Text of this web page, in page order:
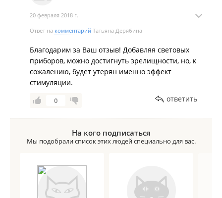
20 февраля 2018 г.
Ответ на комментарий Татьяна Дерябина
Благодарим за Ваш отзыв! Добавляя световых
приборов, можно достигнуть зрелищности, но, к
сожалению, будет утерян именно эффект
стимуляции.
0 ответить
На кого подписаться
Мы подобрали список этих людей специально для вас.